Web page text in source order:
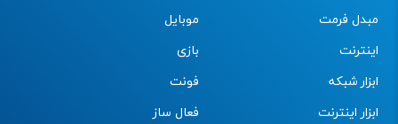
مبدل فرمت
اینترنت
ابزار شبکه
ابزار اینترنت
موبایل
بازی
فونت
فعال ساز